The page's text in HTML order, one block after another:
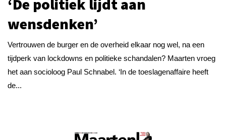
‘De politiek lijdt aan
wensdenken’
Vertrouwen de burger en de overheid elkaar nog wel, na een
tijdperk van lockdowns en politieke schandalen? Maarten vroeg
het aan socioloog Paul Schnabel. ‘In de toeslagenaffaire heeft
de...